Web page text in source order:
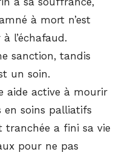
à mort n’est
l’échafaud.
sanction, tandis
un soin.
aide active à mourir
en soins palliatifs
a fini sa vie
pour ne pas